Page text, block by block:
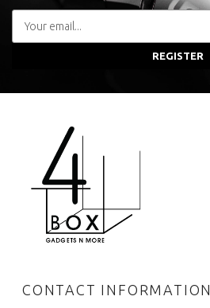
REGISTER
CONTACT INFORMATION